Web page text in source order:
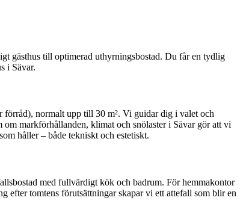
gästhus till optimerad uthyrningsbostad. Du får en tydlig
i Sävar.
förråd), normalt upp till 30 m². Vi guidar dig i valet och
markförhållanden, klimat och snölaster i Sävar gör att vi
håller – både tekniskt och estetiskt.
med fullvärdigt kök och badrum. För hemmakontor
efter tomtens förutsättningar skapar vi ett attefall som blir en